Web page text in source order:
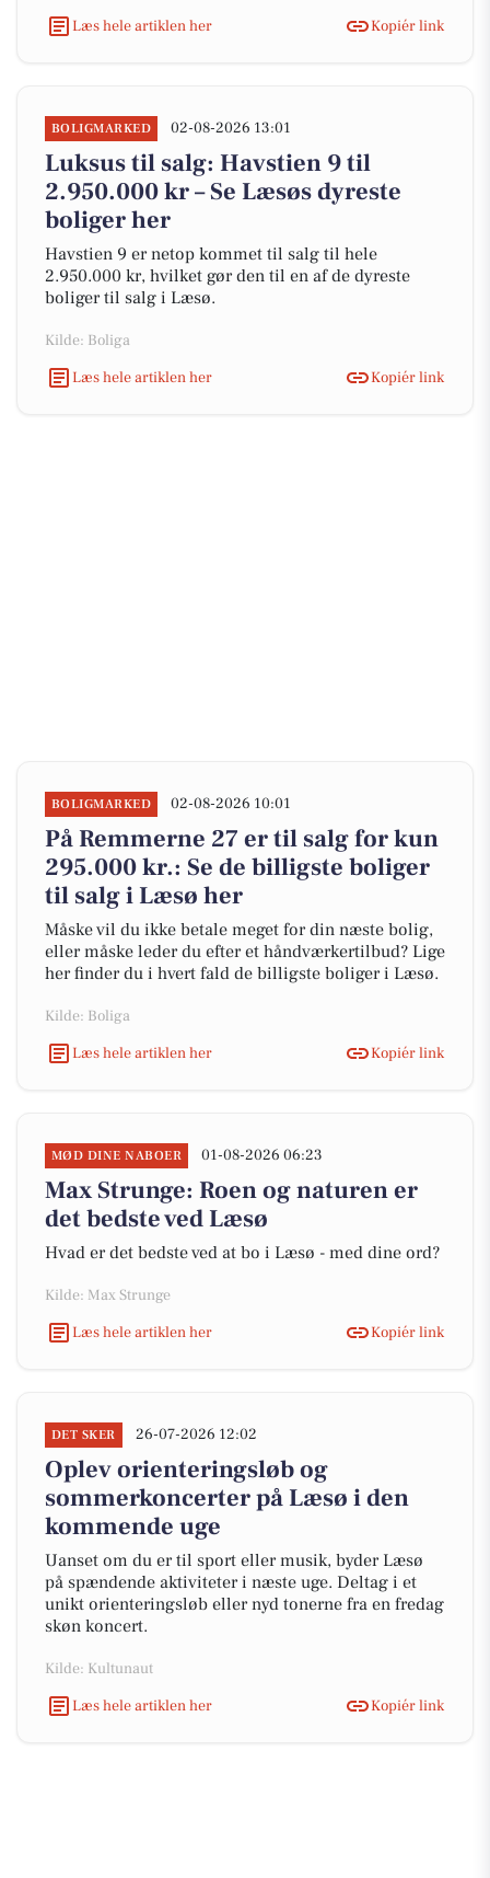
Læs hele artiklen her
Kopiér link
BOLIGMARKED 02-08-2026 13:01
Luksus til salg: Havstien 9 til
2.950.000 kr – Se Læsøs dyreste
boliger her
Havstien 9 er netop kommet til salg til hele
2.950.000 kr, hvilket gør den til en af de dyreste
boliger til salg i Læsø.
Kilde: Boliga
Læs hele artiklen her
Kopiér link
BOLIGMARKED 02-08-2026 10:01
På Remmerne 27 er til salg for kun
295.000 kr.: Se de billigste boliger
til salg i Læsø her
Måske vil du ikke betale meget for din næste bolig,
eller måske leder du efter et håndværkertilbud? Lige
her finder du i hvert fald de billigste boliger i Læsø.
Kilde: Boliga
Læs hele artiklen her
Kopiér link
MØD DINE NABOER 01-08-2026 06:23
Max Strunge: Roen og naturen er
det bedste ved Læsø
Hvad er det bedste ved at bo i Læsø - med dine ord?
Kilde: Max Strunge
Læs hele artiklen her
Kopiér link
DET SKER 26-07-2026 12:02
Oplev orienteringsløb og
sommerkoncerter på Læsø i den
kommende uge
Uanset om du er til sport eller musik, byder Læsø
på spændende aktiviteter i næste uge. Deltag i et
unikt orienteringsløb eller nyd tonerne fra en fredag
skøn koncert.
Kilde: Kultunaut
Læs hele artiklen her
Kopiér link